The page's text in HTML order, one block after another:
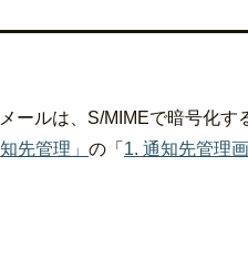
ールは、S/MIMEで暗号化
知先管理」 の「 1. 通知先管理